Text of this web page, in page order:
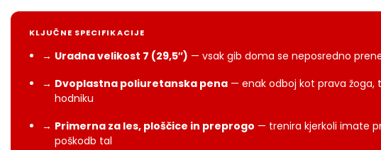
KLJUČNE SPECIFIKACIJE
→ Uradna velikost 7 (29,5″) — vsak gib doma se neposredno
→ Dvoplastna poliuretanska pena — enak odboj kot prava žoga,
hodniku
→ Primerna za les, ploščice in preprogo — trenira kjerkoli imate
poškodb tal